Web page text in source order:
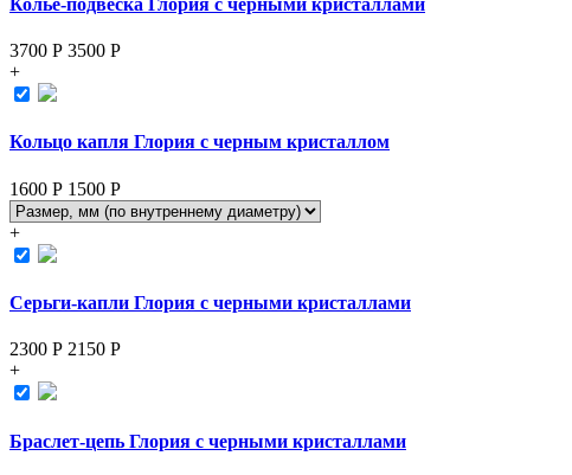
Колье-подвеска Глория с черными кристаллами
3700 Р 3500 Р
+
Кольцо капля Глория с черным кристаллом
1600 Р 1500 Р
+
Серьги-капли Глория с черными кристаллами
2300 Р 2150 Р
+
Браслет-цепь Глория с черными кристаллами